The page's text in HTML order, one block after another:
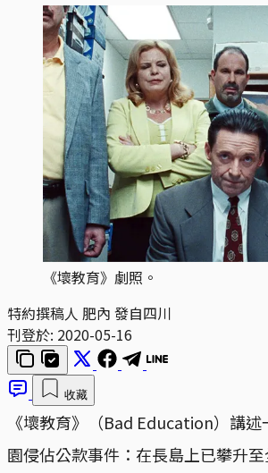
《壞教育》劇照。
特約撰稿人 肥內 發自四川
刊登於: 2020-05-16
收藏
《壞教育》（Bad Education）講
園侵佔公款事件：在長島上已攀升